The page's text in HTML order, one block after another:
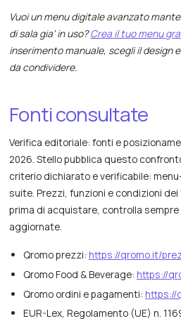
Vuoi un menu digitale avanzato
di sala gia' in uso?Crea il tuo menu
inserimento manuale, scegli il design
da condividere.
Fonti consultate
Verifica editoriale: fonti e
2026. Stello pubblica questo
criterio dichiarato e verificabile:
suite. Prezzi, funzioni e condizioni
prima di acquistare, controlla sempre
aggiornate.
Qromo prezzi: https://qromo.it/
Qromo Food & Beverage: https://
Qromo ordini e pagamenti: https://
EUR-Lex, Regolamento (UE) n.